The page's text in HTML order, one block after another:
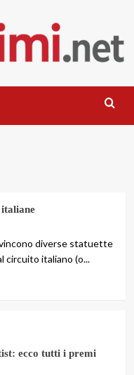
diverse statuette
circuito italiano (o...
ecco tutti i premi